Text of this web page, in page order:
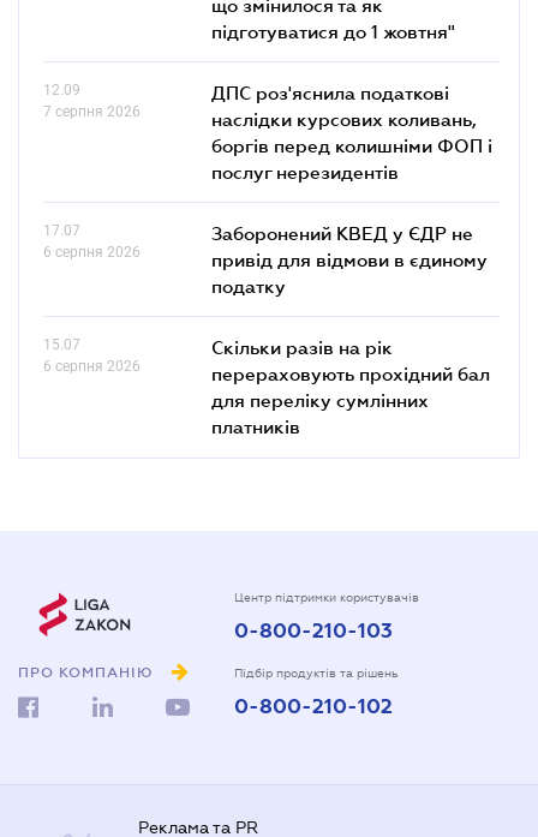
що змінилося та як
підготуватися до 1 жовтня"
12.09
7 серпня 2026
ДПС роз'яснила податкові
наслідки курсових коливань,
боргів перед колишніми ФОП і
послуг нерезидентів
17.07
6 серпня 2026
Заборонений КВЕД у ЄДР не
привід для відмови в єдиному
податку
15.07
6 серпня 2026
Скільки разів на рік
перераховують прохідний бал
для переліку сумлінних
платників
ПРО КОМПАНІЮ
Центр підтримки користувачів
0-800-210-103
Підбір продуктів та рішень
0-800-210-102
Реклама та PR